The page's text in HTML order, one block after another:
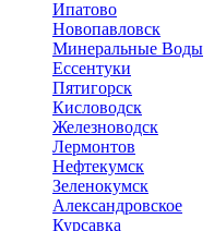
Ипатово
Новопавловск
Минеральные Воды
Ессентуки
Пятигорск
Кисловодск
Железноводск
Лермонтов
Нефтекумск
Зеленокумск
Александровское
Курсавка